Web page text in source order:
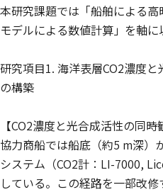
本研究課題では「船舶による
モデルによる数値計算」を軸に
研究項目1. 海洋表層CO2濃度
の構築
【CO2濃度と光合成活性の同時
協力商船では船底（約5 m深）
システム（CO2計：LI-7000,
している。この経路を一部改